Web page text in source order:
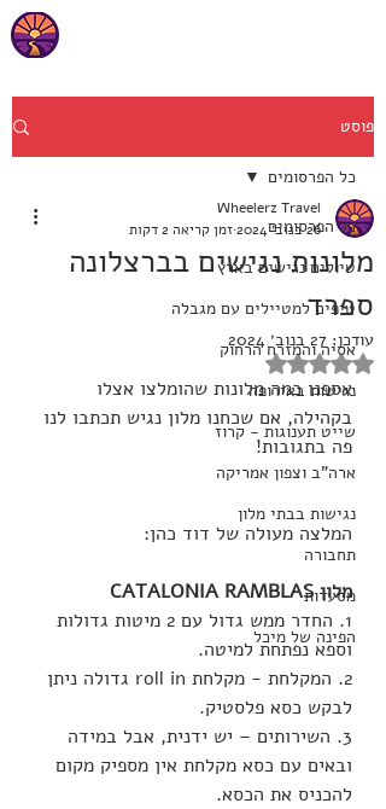
פוסט
כל הפרסומים
טיולים נגישים בארץ
טיפים למטיילים עם מגבלה
אסיה והמזרח הרחוק
נגישות באירופה
שייט תענוגות - קרוז
ארה"ב וצפון אמריקה
נגישות בבתי מלון
תחבורה
מסעדות
הפינה של מיכל
כל הפרסומים
מלונות נגישים בברצלונה
ספרד
Wheelerz Travel
26 בנוב׳ 2024
זמן קריאה 2 דקות
עודכן: 27 בנוב׳ 2024
דירוג של NaN מתוך 5 כוכבים
אספנו כמה מלונות שהומלצו אצלו
בקהילה, אם שכחנו מלון נגיש תכתבו לנו
פה בתגובות!
המלצה מעולה של דוד כהן:
מלון CATALONIA RAMBLAS
1. החדר ממש גדול עם 2 מיטות גדולות
וספא נפתחת למיטה.
2. המקלחת - מקלחת roll in גדולה ניתן
לבקש כסא פלסטיק.
3. השירותים – יש ידנית, אבל במידה
ובאים עם כסא מקלחת אין מספיק מקום
להכניס את הכסא.